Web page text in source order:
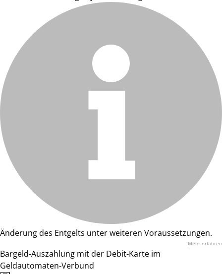
Änderung des Entgelts unter weiteren Voraussetzungen.
Mehr erfahren
Bargeld-Auszahlung mit der Debit-Karte im
Geldautomaten-Verbund